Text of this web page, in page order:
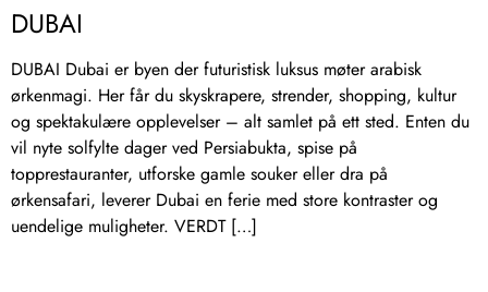
DUBAI
DUBAI Dubai er byen der futuristisk luksus møter arabisk
ørkenmagi. Her får du skyskrapere, strender, shopping, kultur
og spektakulære opplevelser – alt samlet på ett sted. Enten du
vil nyte solfylte dager ved Persiabukta, spise på
topprestauranter, utforske gamle souker eller dra på
ørkensafari, leverer Dubai en ferie med store kontraster og
uendelige muligheter. VERDT […]